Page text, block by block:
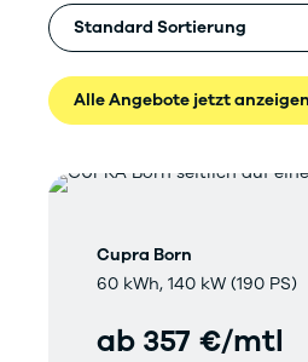
Alle Angebote jetzt anzeigen
Cupra Born
60 kWh, 140 kW (190 PS)
ab 357 €/mtl